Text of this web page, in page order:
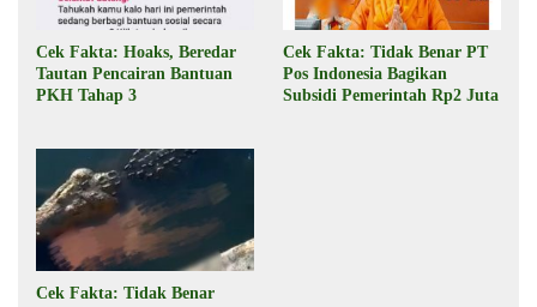
Cek Fakta: Hoaks, Beredar
Tautan Pencairan Bantuan
PKH Tahap 3
Cek Fakta: Tidak Benar PT
Pos Indonesia Bagikan
Subsidi Pemerintah Rp2 Juta
Cek Fakta: Tidak Benar